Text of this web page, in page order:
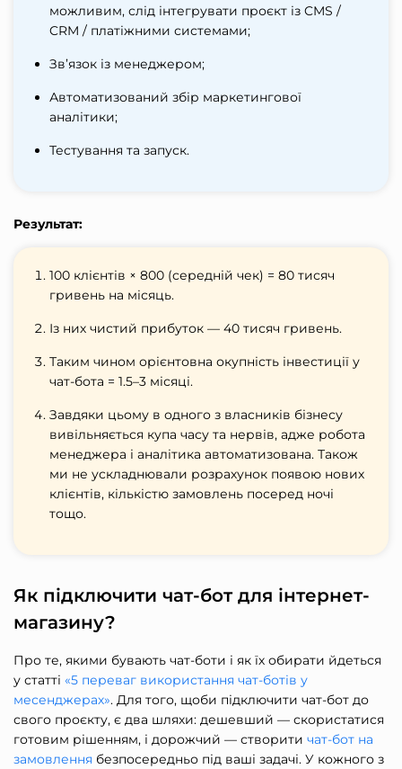
можливим, слід інтегрувати проєкт із CMS /
CRM / платіжними системами;
Зв’язок із менеджером;
Автоматизований збір маркетингової
аналітики;
Тестування та запуск.
Результат:
100 клієнтів × 800 (середній чек) = 80 тисяч
гривень на місяць.
Із них чистий прибуток — 40 тисяч гривень.
Таким чином орієнтовна окупність інвестиції у
чат-бота = 1.5–3 місяці.
Завдяки цьому в одного з власників бізнесу
вивільняється купа часу та нервів, адже робота
менеджера і аналітика автоматизована. Також
ми не ускладнювали розрахунок появою нових
клієнтів, кількістю замовлень посеред ночі
тощо.
Як підключити чат-бот для інтернет-
магазину?
Про те, якими бувають чат-боти і як їх обирати йдеться
у статті «5 переваг використання чат-ботів у
месенджерах». Для того, щоби підключити чат-бот до
свого проєкту, є два шляхи: дешевший — скористатися
готовим рішенням, і дорожчий — створити чат-бот на
замовлення безпосередньо під ваші задачі. У кожного з